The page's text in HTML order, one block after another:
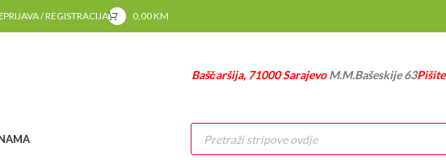
PRIJAVA / REGISTRACIJA 0,00KM
Baščaršija, 71000 SarajevoM.M.Bašeskije 63
Products
search